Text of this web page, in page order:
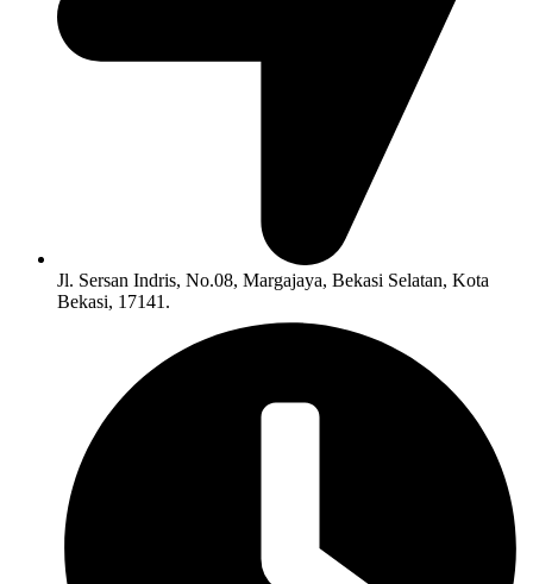
Jl. Sersan Indris, No.08, Margajaya, Bekasi Selatan, Kota
Bekasi, 17141.